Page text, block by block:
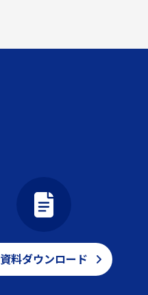
資料ダウンロード